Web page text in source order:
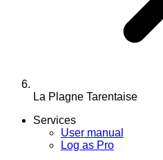
La Plagne Tarentaise
Services
User manual
Log as Pro